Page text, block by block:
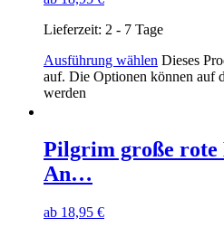
Lieferzeit: 2 - 7 Tage
Ausführung wählen Dieses
auf. Die Optionen können auf
werden
Pilgrim große
An…
ab 18,95 €